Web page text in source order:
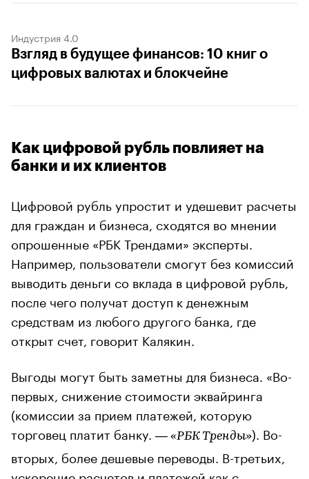
Индустрия 4.0
Взгляд в будущее финансов: 10 книг о
цифровых валютах и блокчейне
Как цифровой рубль повлияет на
банки и их клиентов
Цифровой рубль упростит и удешевит расчеты
для граждан и бизнеса, сходятся во мнении
опрошенные «РБК Трендами» эксперты.
Например, пользователи смогут без комиссий
выводить деньги со вклада в цифровой рубль,
после чего получат доступ к денежным
средствам из любого другого банка, где
открыт счет, говорит Калякин.
Выгоды могут быть заметны для бизнеса. «Во-
первых, снижение стоимости эквайринга
(комиссии за прием платежей, которую
торговец платит банку. — «РБК Тренды»). Во-
вторых, более дешевые переводы. В-третьих,